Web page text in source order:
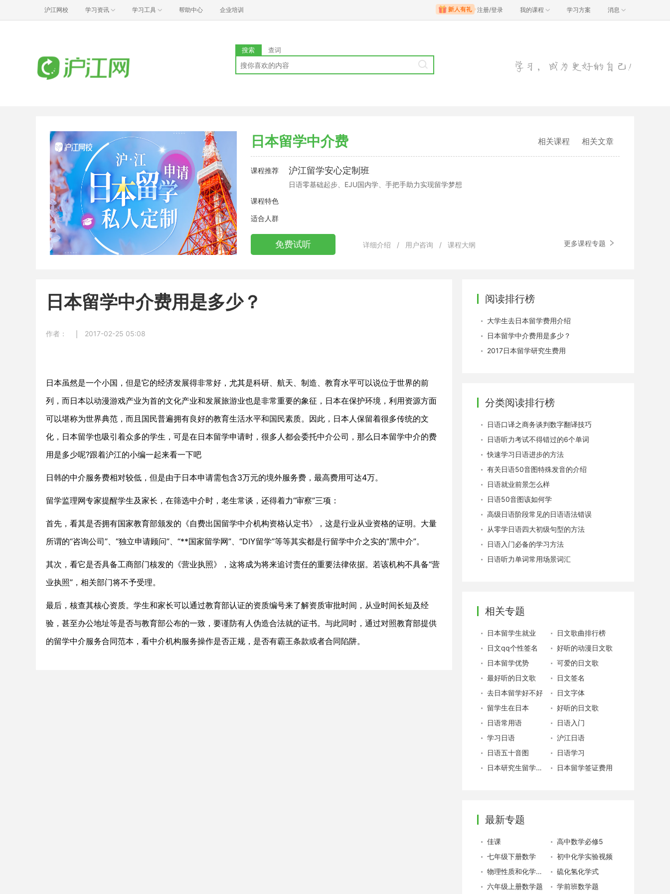
沪江网校 学习资讯 学习工具 帮助中心 企业培训 注册/登录 我的课程 学习方案 消息
搜索 查词
日本留学中介费 相关文章
相关课程
课程推荐 沪江留学安心定制班
日语零基础起步、EJU国内学、手把手助力实现留学梦想
课程特色
适合人群
免费试听 详细介绍 / 用户咨询 / 课程大纲 更多课程专题
日本留学中介费用是多少？
作者： 2017-02-25 05:08
日本虽然是一个小国，但是它的经济发展得非常好，尤其是科研、航天、制造、教育水平可以说位于世界的前
列，而日本以动漫游戏产业为首的文化产业和发展旅游业也是非常重要的象征，日本在保护环境，利用资源方面
可以堪称为世界典范，而且国民普遍拥有良好的教育生活水平和国民素质。因此，日本人保留着很多传统的文
化，日本留学也吸引着众多的学生，可是在日本留学申请时，很多人都会委托中介公司，那么日本留学中介的费
用是多少呢?跟着沪江的小编一起来看一下吧
日韩的中介服务费相对较低，但是由于日本申请需包含3万元的境外服务费，最高费用可达4万。
留学监理网专家提醒学生及家长，在筛选中介时，老生常谈，还得着力“审察”三项：
首先，看其是否拥有国家教育部颁发的《自费出国留学中介机构资格认定书》，这是行业从业资格的证明。大量
所谓的“咨询公司”、“独立申请顾问”、“**国家留学网”、“DIY留学”等等其实都是行留学中介之实的“黑中介”。
其次，看它是否具备工商部门核发的《营业执照》，这将成为将来追讨责任的重要法律依据。若该机构不具备“营
业执照”，相关部门将不予受理。
最后，核查其核心资质。学生和家长可以通过教育部认证的资质编号来了解资质审批时间，从业时间长短及经
验，甚至办公地址等是否与教育部公布的一致，要谨防有人伪造合法就的证书。与此同时，通过对照教育部提供
的留学中介服务合同范本，看中介机构服务操作是否正规，是否有霸王条款或者合同陷阱。
阅读排行榜
大学生去日本留学费用介绍
日本留学中介费用是多少？
2017日本留学研究生费用
分类阅读排行榜
日语口译之商务谈判数字翻译技巧
日语听力考试不得错过的6个单词
快速学习日语进步的方法
有关日语50音图特殊发音的介绍
日语就业前景怎么样
日语50音图该如何学
高级日语阶段常见的日语语法错误
从零学日语四大初级句型的方法
日语入门必备的学习方法
日语听力单词常用场景词汇
相关专题
日本留学生就业
日文歌曲排行榜
日文qq个性签名
好听的动漫日文歌
日本留学优势
可爱的日文歌
最好听的日文歌
日文签名
去日本留学好不好
日文字体
留学生在日本
好听的日文歌
日语常用语
日语入门
学习日语
沪江日语
日语五十音图
日语学习
日本研究生留学费用
日本留学签证费用
最新专题
佳课
高中数学必修5
七年级下册数学
初中化学实验视频
物理性质和化学性质
硫化氢化学式
六年级上册数学题
学前班数学题